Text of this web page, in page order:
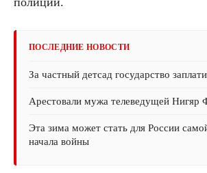
ПОСЛЕДНИЕ НОВОСТИ
За частный детсад государство
Арестовали мужа телеведущей Нигяр
Эта зима может стать для России
начала войны